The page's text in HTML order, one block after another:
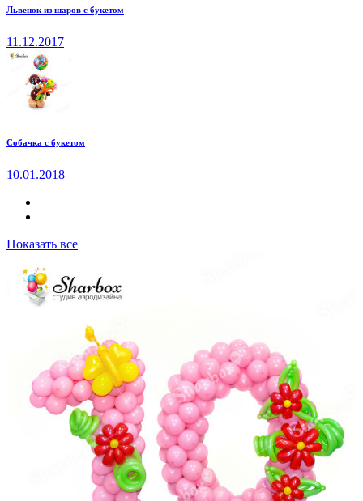
Львенок из шаров с букетом
11.12.2017
Собачка с букетом
10.01.2018
Показать все